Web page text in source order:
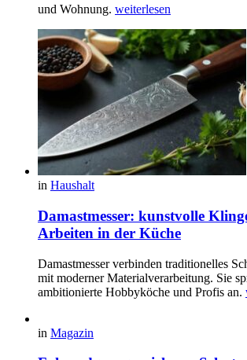
und Wohnung. weiterlesen
in Haushalt
Damastmesser: kunstvolle
Arbeiten in der Küche
Damastmesser verbinden traditionelles
mit moderner Materialverarbeitung. Sie
ambitionierte Hobbyköche und Profis an.
in Magazin